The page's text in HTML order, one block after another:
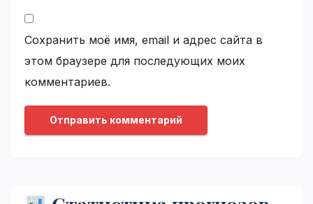
Сохранить моё имя, email и адрес сайта в
этом браузере для последующих моих
комментариев.